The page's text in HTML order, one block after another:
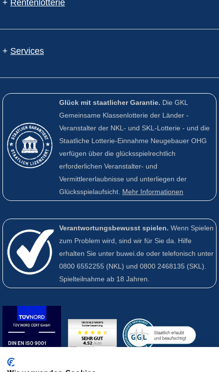
+ Rentenlotterie
+ Services
Glück mit staatlicher Garantie. Die GKL
Gemeinsame Klassenlotterie der Länder -
Veranstalter der NKL- und SKL-Lotterie - und die
Staatliche Lotterie-Einnahme Neugebauer OHG
verfügen über die glücksspielrechtlich
erforderlichen Veranstalter- und
Vermittlererlaubnisse und unterliegen der
Glücksspielaufsicht. Mehr Informationen
Verantwortungsbewusst spielen. Wenn Spielen
zum Problem wird, sind wir für Sie da. Hilfe
erhalten Sie unter buwei.de oder telefonisch unter
0800 6552255 (NKL) und 0800 2468135 (SKL).
Spielteilnahme ab 18 Jahren.